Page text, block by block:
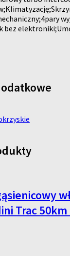
bez
Trac